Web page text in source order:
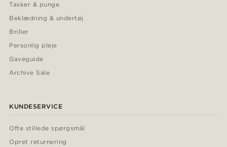
Tasker & punge
Beklædning & undertøj
Briller
Personlig pleje
Gaveguide
Archive Sale
KUNDESERVICE
Ofte stillede spørgsmål
Opret returnering